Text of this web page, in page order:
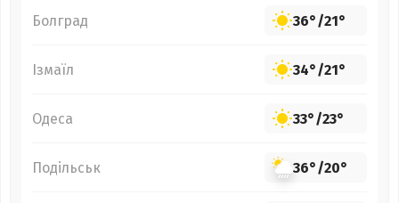
Болград 36°/21°
Ізмаїл 34°/21°
Одеса 33°/23°
Подільськ 36°/20°